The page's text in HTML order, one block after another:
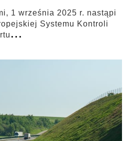
1 września 2025 r. nastąpi
Systemu Kontroli
...